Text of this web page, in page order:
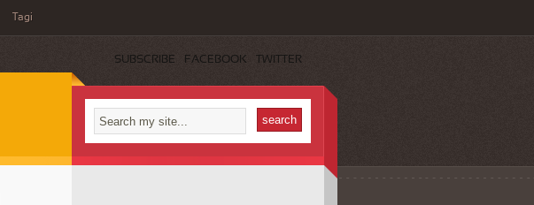
Tagi
SUBSCRIBE FACEBOOK TWITTER